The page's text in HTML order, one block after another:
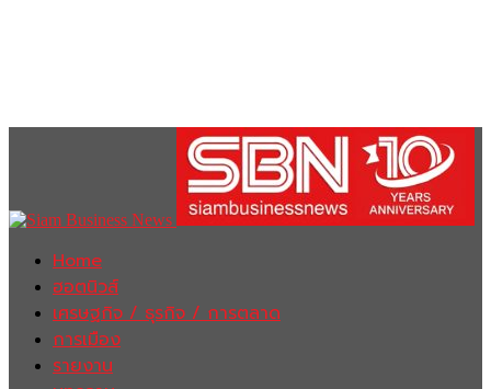
Home
ฮอตนิวส์
เศรษฐกิจ / ธุรกิจ / การตลาด
การเมือง
รายงาน